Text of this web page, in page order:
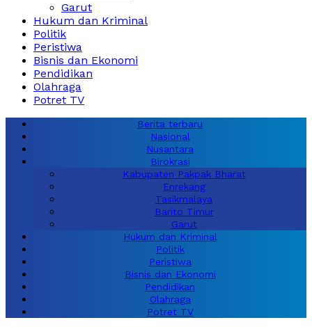
Garut
Hukum dan Kriminal
Politik
Peristiwa
Bisnis dan Ekonomi
Pendidikan
Olahraga
Potret TV
Berita terbaru
Nasional
Nusantara
Birokrasi
Kabupaten Pakpak Bharat
Enrekang
Tasikmalaya
Barito Timur
Garut
Hukum dan Kriminal
Politik
Peristiwa
Bisnis dan Ekonomi
Pendidikan
Olahraga
Potret TV